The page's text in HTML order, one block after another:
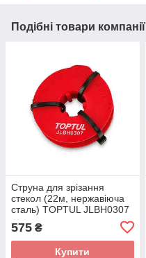
Подібні товари компанії
Струна для зрізання
стекол (22м, нержавіюча
сталь) TOPTUL JLBH0307
575 ₴
Купити